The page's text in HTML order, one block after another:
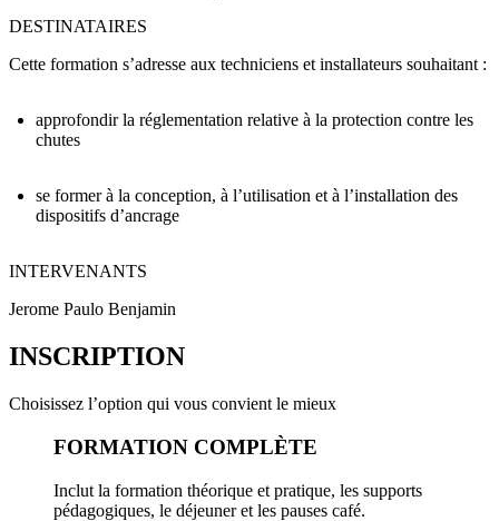
DESTINATAIRES
Cette formation s’adresse aux techniciens et installateurs souhaitant :
approfondir la réglementation relative à la protection contre les
chutes
se former à la conception, à l’utilisation et à l’installation des
dispositifs d’ancrage
INTERVENANTS
Jerome Paulo Benjamin
INSCRIPTION
Choisissez l’option qui vous convient le mieux
FORMATION COMPLÈTE
Inclut la formation théorique et pratique, les supports
pédagogiques, le déjeuner et les pauses café.